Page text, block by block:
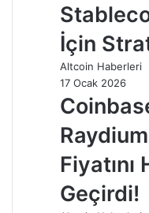
İçin
Altcoin Haberleri
17 Ocak 2026
Fiyatını
Geçirdi!